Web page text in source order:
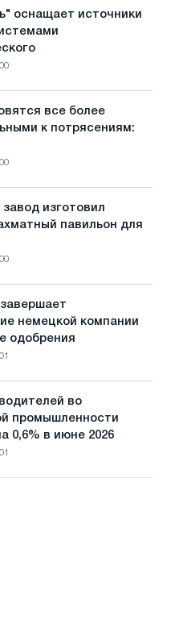
оснащает источники
все более
к потрясениям:
изготовил
павильон для
немецкой компании
одобрения
во
промышленности
0,6% в июне 2026